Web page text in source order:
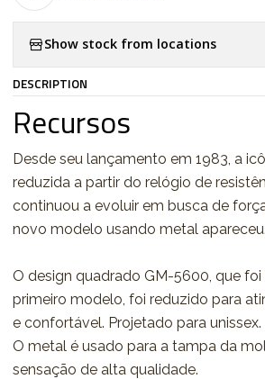
Show stock from locations
DESCRIPTION
Recursos
Desde seu lançamento em 1983, a
reduzida a partir do relógio de
continuou a evoluir em busca de
novo modelo usando metal apareceu.
O design quadrado GM-5600, que
primeiro modelo, foi reduzido para
e confortável. Projetado para unissex.
O metal é usado para a tampa da
sensação de alta qualidade.